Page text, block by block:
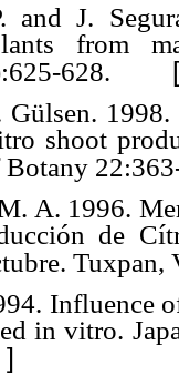
and J.
from
628.
Gülsen.
shoot
A. 1996.
de
Tuxpan,
Influence
in vitro.
]